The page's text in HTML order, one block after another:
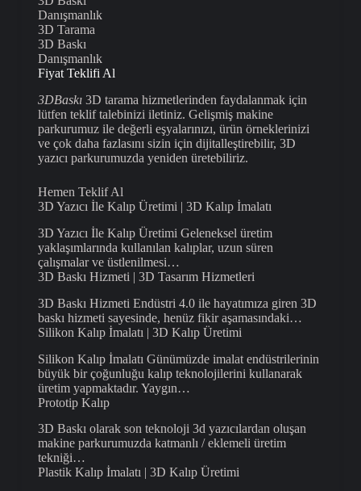
Danışmanlık
3D Tarama
3D Baskı
Danışmanlık
Fiyat Teklifi Al
3DBaskı3D tarama hizmetlerinden faydalanmak için
lütfen teklif talebinizi iletiniz. Gelişmiş makine
parkurumuz ile değerli eşyalarınızı, ürün örneklerinizi
ve çok daha fazlasını sizin için dijitalleştirebilir, 3D
yazıcı parkurumuzda yeniden üretebiliriz.
Hemen Teklif Al
3D Yazıcı İle Kalıp Üretimi | 3D Kalıp İmalatı
3D Yazıcı İle Kalıp Üretimi Geleneksel üretim
yaklaşımlarında kullanılan kalıplar, uzun süren
çalışmalar ve üstlenilmesi…
3D Baskı Hizmeti | 3D Tasarım Hizmetleri
3D Baskı Hizmeti Endüstri 4.0 ile hayatımıza giren 3D
baskı hizmeti sayesinde, henüz fikir aşamasındaki…
Silikon Kalıp İmalatı | 3D Kalıp Üretimi
Silikon Kalıp İmalatı Günümüzde imalat endüstrilerinin
büyük bir çoğunluğu kalıp teknolojilerini kullanarak
üretim yapmaktadır. Yaygın…
Prototip Kalıp
3D Baskı olarak son teknoloji 3d yazıcılardan oluşan
makine parkurumuzda katmanlı / eklemeli üretim
tekniği…
Plastik Kalıp İmalatı | 3D Kalıp Üretimi